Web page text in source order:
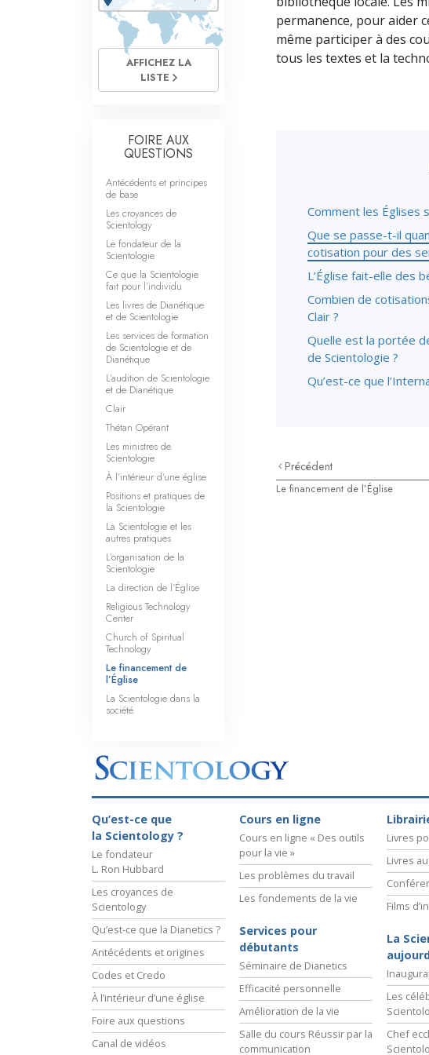
Qu’est-ce que la grandeur ?
permanence, pour aider
même participer à des
tous les textes et la
Comment les Églises
Que se passe-t-il
cotisation pour des
L’Église fait-elle des
Combien de
Clair ?
Quelle est la portée
de Scientologie ?
Qu’est-ce que
Précédent
Le financement de l’Église
AFFICHEZ LA
LISTE
FOIRE AUX
QUESTIONS
Antécédents et principes
de base
Les croyances de
Scientology
Le fondateur de la
Scientologie
Ce que la Scientologie
fait pour l’individu
Les livres de Dianétique
et de Scientologie
Les services de formation
de Scientologie et de
Dianétique
L’audition de Scientologie
et de Dianétique
Clair
Thétan Opérant
Les ministres de
Scientologie
À l’intérieur d’une église
Positions et pratiques de
la Scientologie
La Scientologie et les
autres pratiques
L’organisation de la
Scientologie
La direction de l’Église
Religious Technology
Center
Church of Spiritual
Technology
Le financement de
l’Église
La Scientologie dans la
société
Qu’est-ce que
la Scientology ?
Le fondateur
L. Ron Hubbard
Les croyances de
Scientology
Qu’est-ce que la Dianetics ?
Antécédents et origines
Codes et Credo
À l’intérieur d’une église
Foire aux questions
Canal de vidéos
Cours en ligne
Cours en ligne « Des outils
pour la vie »
Les problèmes du travail
Les fondements de la vie
Services pour
débutants
Séminaire de Dianetics
Efficacité personnelle
Amélioration de la vie
Salle du cours Réussir par la
communication
Livres
Livres
Films
La
Les
Chef